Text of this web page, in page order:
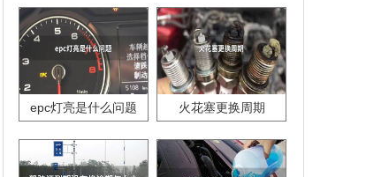
epc灯亮是什么问题 火花塞更换周期